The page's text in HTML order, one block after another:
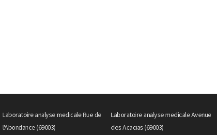
Laboratoire analyse medicale Rue de
l'Abondance (69003)
Laboratoire analyse medicale Avenue
des Acacias (69003)